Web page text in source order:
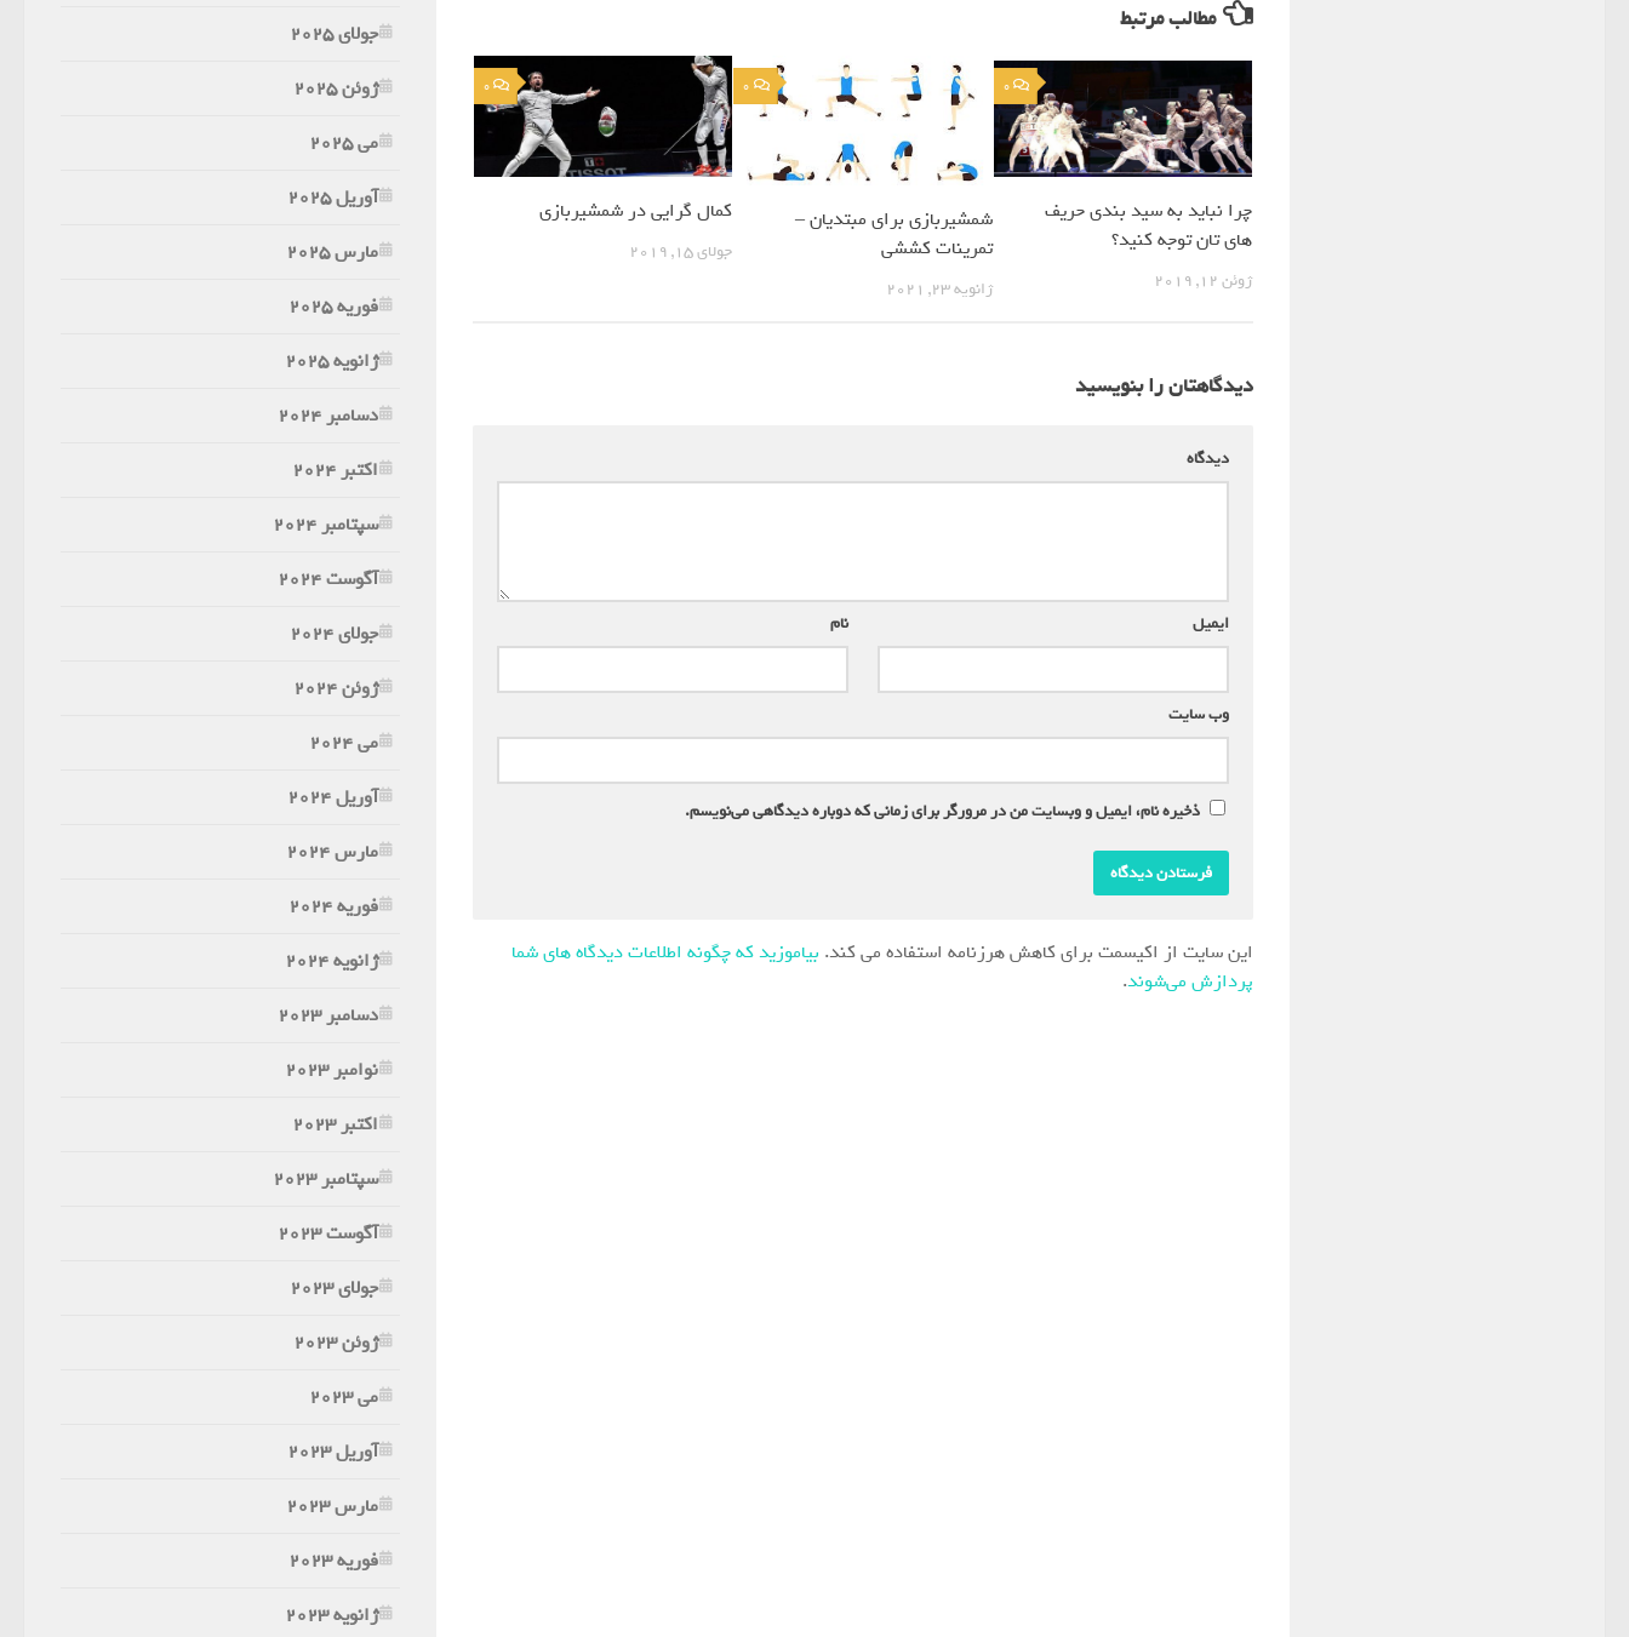
مطالب مرتبط
0
چرا نباید به سید بندی حریف
های تان توجه کنید؟
ژوئن 12, 2019
0
شمشیربازی برای مبتدیان –
تمرینات کششی
ژانویه 23, 2021
0
کمال گرایی در شمشیربازی
جولای 15, 2019
دیدگاهتان را بنویسید
دیدگاه
نام ایمیل
وب‌ سایت
ذخیره نام، ایمیل و وبسایت من در مرورگر برای زمانی که دوباره دیدگاهی می‌نویسم.
این سایت از اکیسمت برای کاهش هرزنامه استفاده می کند. بیاموزید که چگونه اطلاعات دیدگاه های شما
پردازش می‌شوند.
جولای 2025
ژوئن 2025
می 2025
آوریل 2025
مارس 2025
فوریه 2025
ژانویه 2025
دسامبر 2024
اکتبر 2024
سپتامبر 2024
آگوست 2024
جولای 2024
ژوئن 2024
می 2024
آوریل 2024
مارس 2024
فوریه 2024
ژانویه 2024
دسامبر 2023
نوامبر 2023
اکتبر 2023
سپتامبر 2023
آگوست 2023
جولای 2023
ژوئن 2023
می 2023
آوریل 2023
مارس 2023
فوریه 2023
ژانویه 2023